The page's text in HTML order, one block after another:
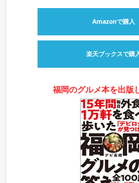
Amazonで購入
楽天ブックスで購
福岡のグルメ本を出版